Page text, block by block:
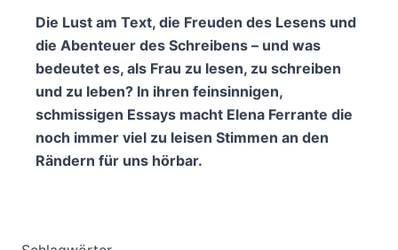
Die Lust am Text, die Freuden des Lesens und
die Abenteuer des Schreibens – und was
bedeutet es, als Frau zu lesen, zu schreiben
und zu leben? In ihren feinsinnigen,
schmissigen Essays macht Elena Ferrante die
noch immer viel zu leisen Stimmen an den
Rändern für uns hörbar.